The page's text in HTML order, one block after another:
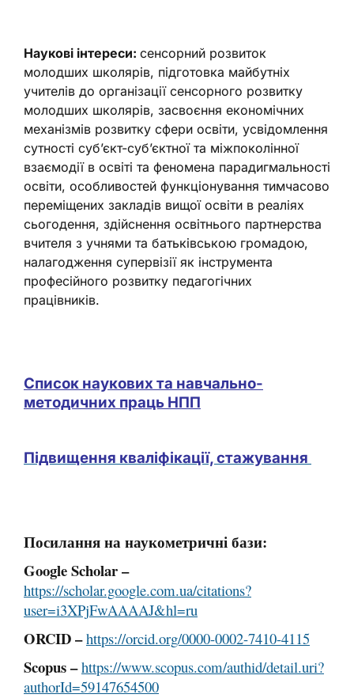
Наукові інтереси: сенсорний розвиток
молодших школярів, підготовка майбутніх
учителів до організації сенсорного розвитку
молодших школярів, засвоєння економічних
механізмів розвитку сфери освіти, усвідомлення
сутності суб’єкт-суб’єктної та міжпоколінної
взаємодії в освіті та феномена парадигмальності
освіти, особливостей функціонування тимчасово
переміщених закладів вищої освіти в реаліях
сьогодення, здійснення освітнього партнерства
вчителя з учнями та батьківською громадою,
налагодження супервізії як інструмента
професійного розвитку педагогічних
працівників.
Список наукових та навчально-
методичних праць НПП
Підвищення кваліфікації, стажування
Посилання на наукометричні бази:
Google Scholar –
https://scholar.google.com.ua/citations?
user=i3XPjFwAAAAJ&hl=ru
ORCID –https://orcid.org/0000-0002-7410-4115
Scopus –https://www.scopus.com/authid/detail.uri?
authorId=59147654500